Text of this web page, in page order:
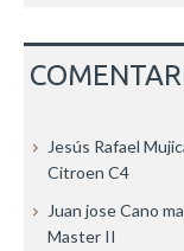
Jesús Rafael
Citroen C4
Juan jose Cano
Master II